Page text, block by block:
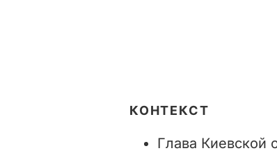
КОНТЕКСТ
Глава Киевской